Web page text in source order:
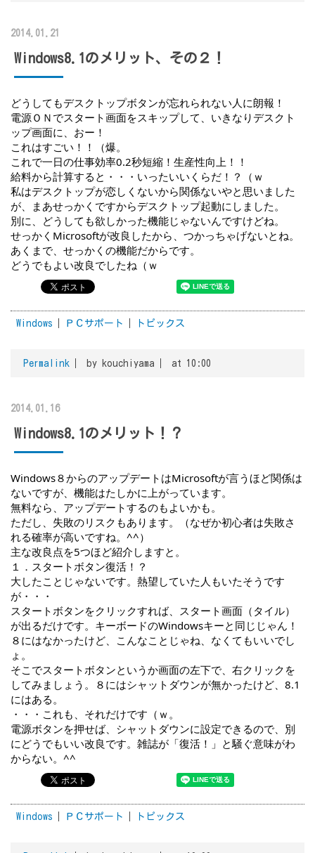
2014.01.21
Windows8.1のメリット、その２！
どうしてもデスクトップボタンが忘れられない人に朗報！
電源ＯＮでスタート画面をスキップして、いきなりデスクト
ップ画面に、おー！
これはすごい！！（爆。
これで一日の仕事効率0.2秒短縮！生産性向上！！
給料から計算すると・・・いったいいくらだ！？（ｗ
私はデスクトップが恋しくないから関係ないやと思いました
が、まあせっかくですからデスクトップ起動にしました。
別に、どうしても欲しかった機能じゃないんですけどね。
せっかくMicrosoftが改良したから、つかっちゃげないとね。
あくまで、せっかくの機能だからです。
どうでもよい改良でしたね（ｗ
Windows ＰＣサポート トピックス
Permalink by kouchiyama at 10:00
2014.01.16
Windows8.1のメリット！？
Windows８からのアップデートはMicrosoftが言うほど関係は
ないですが、機能はたしかに上がっています。
無料なら、アップデートするのもよいかも。
ただし、失敗のリスクもあります。（なぜか初心者は失敗さ
れる確率が高いですね。^^）
主な改良点を5つほど紹介しますと。
１．スタートボタン復活！？
大したことじゃないです。熱望していた人もいたそうです
が・・・
スタートボタンをクリックすれば、スタート画面（タイル）
が出るだけです。キーボードのWindowsキーと同じじゃん！
８にはなかったけど、こんなことじゃね、なくてもいいでし
ょ。
そこでスタートボタンというか画面の左下で、右クリックを
してみましょう。８にはシャットダウンが無かったけど、8.1
にはある。
・・・これも、それだけです（ｗ。
電源ボタンを押せば、シャットダウンに設定できるので、別
にどうでもいい改良です。雑誌が「復活！」と騒ぐ意味がわ
からない。^^
Windows ＰＣサポート トピックス